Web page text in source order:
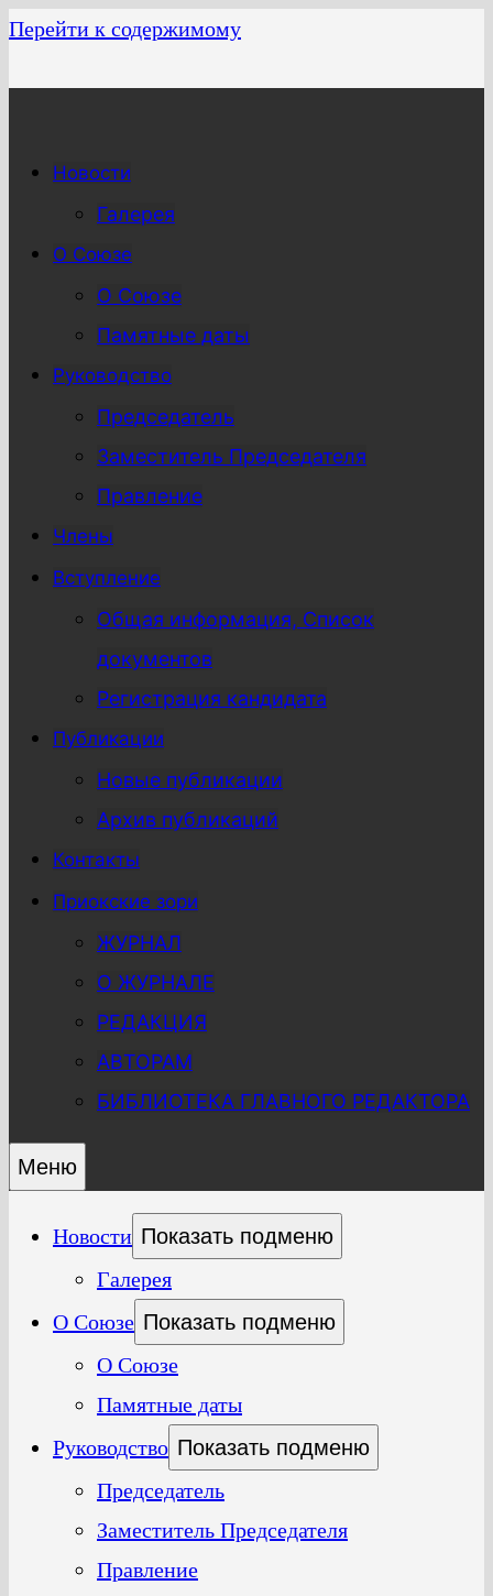
Перейти к содержимому
Новости
Галерея
О Союзе
О Союзе
Памятные даты
Руководство
Председатель
Заместитель Председателя
Правление
Члены
Вступление
Общая информация, Список
документов
Регистрация кандидата
Публикации
Новые публикации
Архив публикаций
Контакты
Приокские зори
ЖУРНАЛ
О ЖУРНАЛЕ
РЕДАКЦИЯ
АВТОРАМ
БИБЛИОТЕКА ГЛАВНОГО РЕДАКТОРА
Меню
Новости Показать подменю
Галерея
О Союзе Показать подменю
О Союзе
Памятные даты
Руководство Показать подменю
Председатель
Заместитель Председателя
Правление